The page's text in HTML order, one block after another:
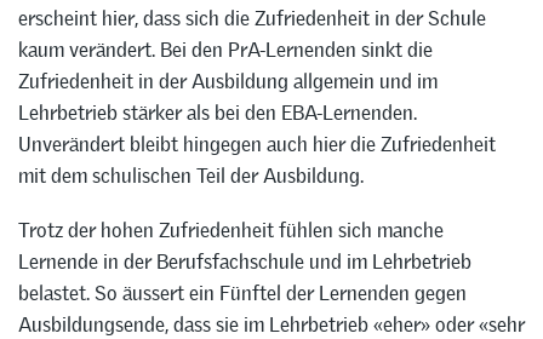
erscheint hier, dass sich die Zufriedenheit in der Schule
kaum verändert. Bei den PrA-Lernenden sinkt die
Zufriedenheit in der Ausbildung allgemein und im
Lehrbetrieb stärker als bei den EBA-Lernenden.
Unverändert bleibt hingegen auch hier die Zufriedenheit
mit dem schulischen Teil der Ausbildung.
Trotz der hohen Zufriedenheit fühlen sich manche
Lernende in der Berufsfachschule und im Lehrbetrieb
belastet. So äussert ein Fünftel der Lernenden gegen
Ausbildungsende, dass sie im Lehrbetrieb «eher» oder «sehr